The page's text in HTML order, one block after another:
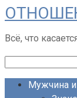
Перейти
к
контенту
Всё, что
Мужчина